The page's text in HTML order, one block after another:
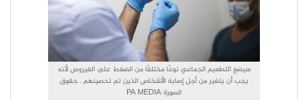
سيضع التطعيم الجماعي نوعًا مختلفًا من الضغط على الفيروس لأنه
يجب أن يتغير من أجل إصابة الأشخاص الذين تم تحصينهم . حقوق
الصورة: PA MEDIA